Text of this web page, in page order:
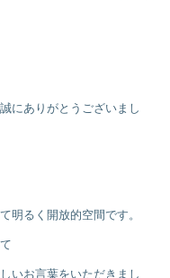
にありがとうございまし
明るく開放的空間です。
いお言葉をいただきまし